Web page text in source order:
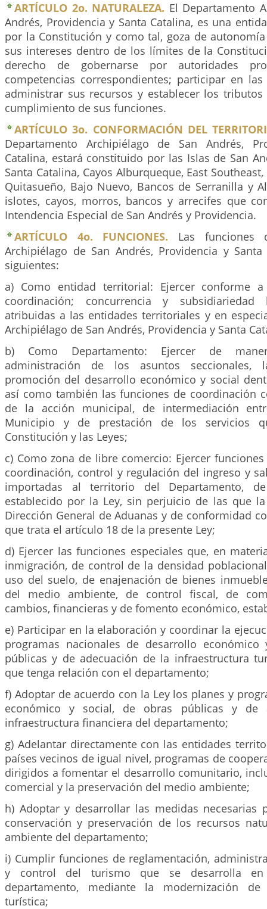
ARTÍCULO 2o. NATURALEZA. El Departamento
Andrés, Providencia y Santa Catalina, es una
por la Constitución y como tal, goza de
sus intereses dentro de los límites de la
derecho de gobernarse por autoridades
competencias correspondientes; participar en
administrar sus recursos y establecer los tributos
cumplimiento de sus funciones.
ARTÍCULO 3o. CONFORMACIÓN DEL
Departamento Archipiélago de San Andrés,
Catalina, estará constituido por las Islas de San
Santa Catalina, Cayos Alburqueque, East
Quitasueño, Bajo Nuevo, Bancos de Serranilla y
islotes, cayos, morros, bancos y arrecifes que
Intendencia Especial de San Andrés y Providencia.
ARTÍCULO 4o. FUNCIONES. Las funciones
Archipiélago de San Andrés, Providencia y
siguientes:
a) Como entidad territorial: Ejercer conforme
coordinación; concurrencia y subsidiariedad
atribuidas a las entidades territoriales y en
Archipiélago de San Andrés, Providencia y Santa
b) Como Departamento: Ejercer de
administración de los asuntos seccionales,
promoción del desarrollo económico y social
así como también las funciones de coordinación
de la acción municipal, de intermediación
Municipio y de prestación de los servicios
Constitución y las Leyes;
c) Como zona de libre comercio: Ejercer
coordinación, control y regulación del ingreso y
importadas al territorio del Departamento,
establecido por la Ley, sin perjuicio de las que
Dirección General de Aduanas y de conformidad
que trata el artículo 18 de la presente Ley;
d) Ejercer las funciones especiales que, en
inmigración, de control de la densidad
uso del suelo, de enajenación de bienes
del medio ambiente, de control fiscal, de
cambios, financieras y de fomento económico,
e) Participar en la elaboración y coordinar la
programas nacionales de desarrollo
públicas y de adecuación de la infraestructura
que tenga relación con el departamento;
f) Adoptar de acuerdo con la Ley los planes y
económico y social, de obras públicas y de
infraestructura financiera del departamento;
g) Adelantar directamente con las entidades
países vecinos de igual nivel, programas de
dirigidos a fomentar el desarrollo comunitario,
comercial y la preservación del medio ambiente;
h) Adoptar y desarrollar las medidas necesarias
conservación y preservación de los recursos
ambiente del departamento;
i) Cumplir funciones de reglamentación,
y control del turismo que se desarrolla
departamento, mediante la modernización
turística;